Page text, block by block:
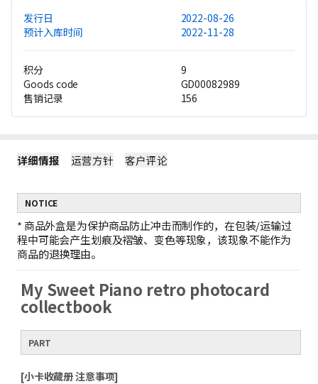
发行日
2022-08-26
预计入库时间
2022-11-28
积分
9
Goods code
GD00082989
售销记录
156
详细情报 运营方针 客户评论
NOTICE
* 商品外盒是为保护商品防止冲击而制作的，在包装/运输过
程中可能会产生划痕及褶皱、变色等现象，该现象不能作为
商品的退换理由。
My Sweet Piano retro photocard
collectbook
PART
[小卡收藏册 注意事项]